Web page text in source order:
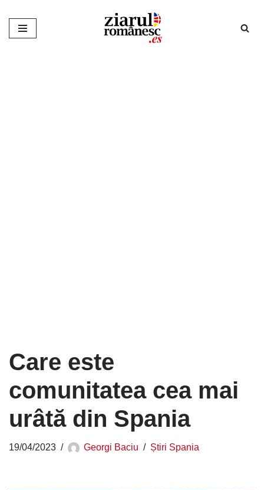
Sari
Care este
comunitatea cea mai
urâtă din Spania
19/04/2023 Georgi Baciu Știri Spania